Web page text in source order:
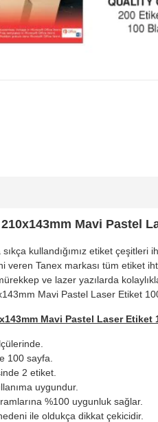
Mavi Pastel
sıkça kullandığımız etiket
veren Tanex markası tüm etiket
ve lazer yazılarda
Mavi Pastel Laser Etiket
Mavi Pastel Laser Etiket
100 sayfa.
2 etiket.
uygundur.
%100 uygunluk sağlar.
ile oldukça dikkat çekicidir.